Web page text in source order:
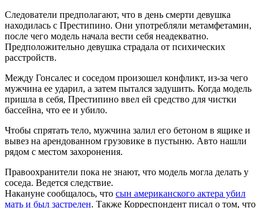
Следователи предполагают, что в день смерти девушка
находилась с Престипино. Они употребляли метамфетамин,
после чего модель начала вести себя неадекватно.
Предположительно девушка страдала от психических
расстройств.
Между Гонсалес и соседом произошел конфликт, из-за чего
мужчина ее ударил, а затем пытался задушить. Когда модель
пришла в себя, Престипино ввел ей средство для чистки
бассейна, что ее и убило.
Чтобы спрятать тело, мужчина залил его бетоном в ящике и
вывез на арендованном грузовике в пустыню. Авто нашли
рядом с местом захоронения.
Правоохранители пока не знают, что модель могла делать у
соседа. Ведется следствие.
Накануне сообщалось, что сын американского актера убил
мать и был застрелен. Также Корреспондент писал о том, что